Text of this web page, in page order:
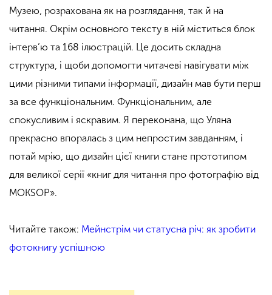
Музею, розрахована як на розглядання, так й на
читання. Окрім основного тексту в ній міститься блок
інтерв’ю та 168 ілюстрацій. Це досить складна
структура, і щоби допомогти читачеві навігувати між
цими різними типами інформації, дизайн мав бути перш
за все функціональним. Функціональним, але
спокусливим і яскравим. Я переконана, що Уляна
прекрасно впоралась з цим непростим завданням, і
потай мрію, що дизайн цієї книги стане прототипом
для великої серії «книг для читання про фотографію від
MOKSOP».
Читайте також: Мейнстрім чи статусна річ: як зробити
фотокнигу успішною